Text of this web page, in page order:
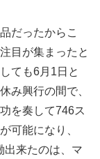
だったからこ
目が集まったと
ても6月1日と
み興行の間で、
を奏して746ス
可能になり、
出来たのは、マ